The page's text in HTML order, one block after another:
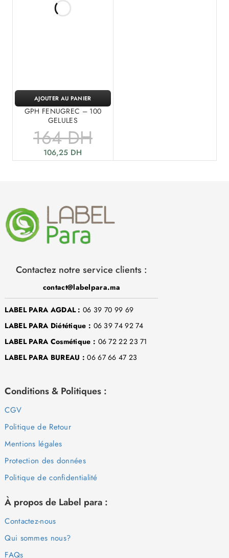
GPH FENUGREC – 100
GELULES
164DH
106,25 DH
AJOUTER AU PANIER
Contactez notre service clients :
contact@labelpara.ma
LABEL PARA AGDAL : 06 39 70 99 69
LABEL PARA Diététique : 06 39 74 92 74
LABEL PARA Cosmétique : 06 72 22 23 71
LABEL PARA BUREAU : 06 67 66 47 23
Conditions & Politiques :
CGV
Politique de Retour
Mentions légales
Protection des données
Politique de confidentialité
À propos de Label para :
Contactez-nous
Qui sommes nous?
FAQs